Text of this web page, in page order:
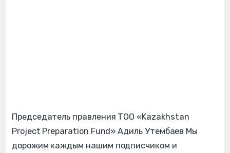
Председатель правления ТОО «Kazakhstan
Project Preparation Fund» Адиль Утембаев Мы
дорожим каждым нашим подписчиком и